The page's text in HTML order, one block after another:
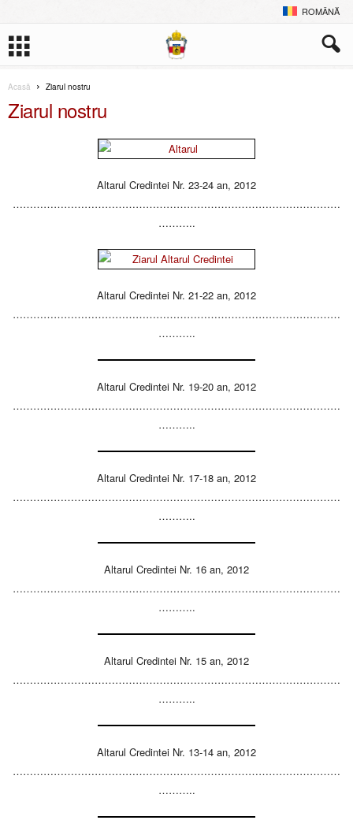
ROMÂNĂ
Acasă Ziarul nostru
Ziarul nostru
Altarul Credintei Nr. 23-24 an, 2012
……………………………………………………………………………………
………..
Altarul Credintei Nr. 21-22 an, 2012
……………………………………………………………………………………
………..
Altarul Credintei Nr. 19-20 an, 2012
……………………………………………………………………………………
………..
Altarul Credintei Nr. 17-18 an, 2012
……………………………………………………………………………………
………..
Altarul Credintei Nr. 16 an, 2012
……………………………………………………………………………………
………..
Altarul Credintei Nr. 15 an, 2012
……………………………………………………………………………………
………..
Altarul Credintei Nr. 13-14 an, 2012
……………………………………………………………………………………
………..